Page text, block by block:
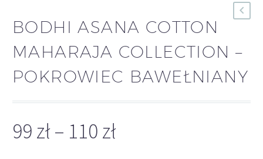
BODHI ASANA COTTON
MAHARAJA COLLECTION –
POKROWIEC BAWEŁNIANY
99 zł– 110 zł